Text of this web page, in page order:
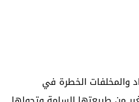
والمخلفات الخطرة في